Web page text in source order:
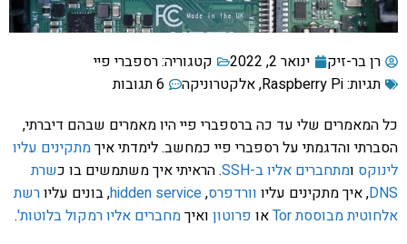
רן בר-זיק ינואר 2, 2022 קטגוריה:רספברי פיי
תגיות:Raspberry Pi
,אלקטרוניקה
6 תגובות
כל המאמרים שלי עד כה ברספברי פיי היו מאמרים שבהם דיברתי,
הסברתי והדגמתי על רספברי פיי כמחשב. לימדתי איךמתקינים עליו
לינוקס ומתחברים אליו ב-SSH . הראיתי איך משתמשים בו כשרת
DNS, איך מתקינים עליו וורדפרס,
hidden service, בונים עליורשת
אלחוטית מבוססת Tor
או פרוטון ואיךמחברים אליו רמקול בלוטות'.